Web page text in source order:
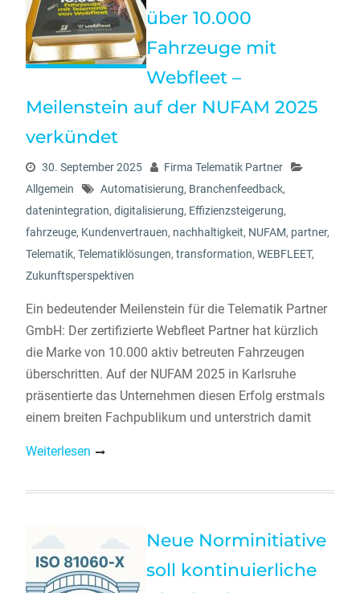
über 10.000
Fahrzeuge mit
Webfleet –
Meilenstein auf der NUFAM 2025
verkündet
30. September 2025
Firma Telematik Partner
Allgemein
Automatisierung, Branchenfeedback,
datenintegration, digitalisierung, Effizienzsteigerung,
fahrzeuge, Kundenvertrauen, nachhaltigkeit, NUFAM, partner,
Telematik, Telematiklösungen, transformation, WEBFLEET,
Zukunftsperspektiven
Ein bedeutender Meilenstein für die Telematik Partner
GmbH: Der zertifizierte Webfleet Partner hat kürzlich
die Marke von 10.000 aktiv betreuten Fahrzeugen
überschritten. Auf der NUFAM 2025 in Karlsruhe
präsentierte das Unternehmen diesen Erfolg erstmals
einem breiten Fachpublikum und unterstrich damit
Weiterlesen
Neue Norminitiative
soll kontinuierliche